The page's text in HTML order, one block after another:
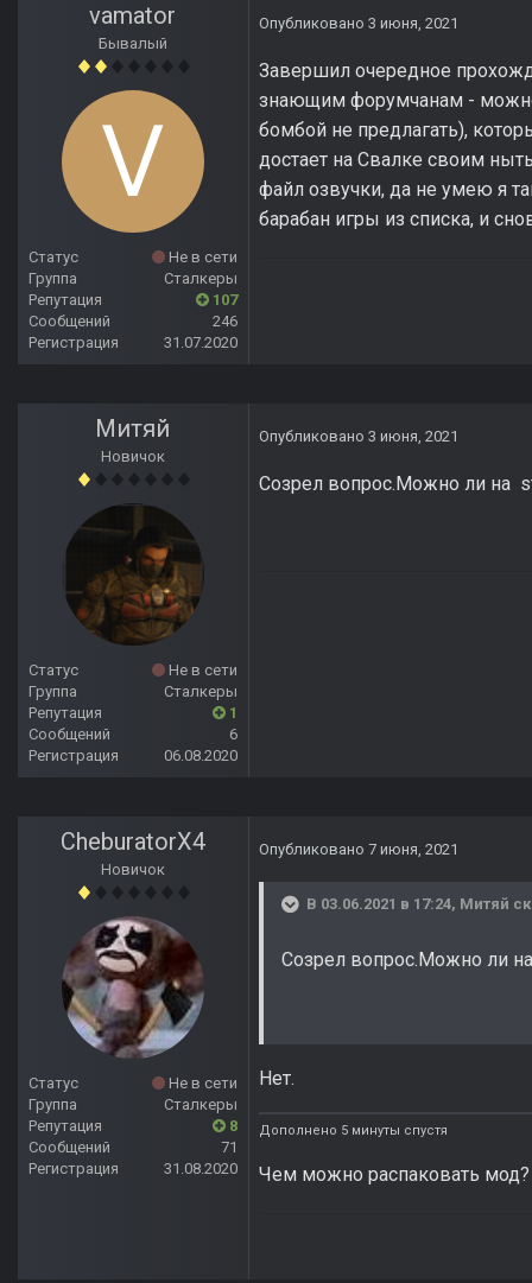
vamator
Бывалый
Статус
Не в сети
Группа
Сталкеры
Репутация
107
Сообщений
246
Регистрация
31.07.2020
Опубликовано 3 июня, 2021
Завершил очередное
знающим форумчанам -
бомбой не предлагать),
достает на Свалке своим
файл озвучки, да не умею я
барабан игры из списка, и
Митяй
Новичок
Статус
Не в сети
Группа
Сталкеры
Репутация
1
Сообщений
6
Регистрация
06.08.2020
Опубликовано 3 июня, 2021
Созрел вопрос.Можно ли на
CheburatorX4
Новичок
Статус
Не в сети
Группа
Сталкеры
Репутация
8
Сообщений
71
Регистрация
31.08.2020
Опубликовано 7 июня, 2021
В 03.06.2021 в 17:24, Митяй
Созрел вопрос.Можно ли
Нет.
Дополнено 5 минуты спустя
Чем можно распаковать мод?